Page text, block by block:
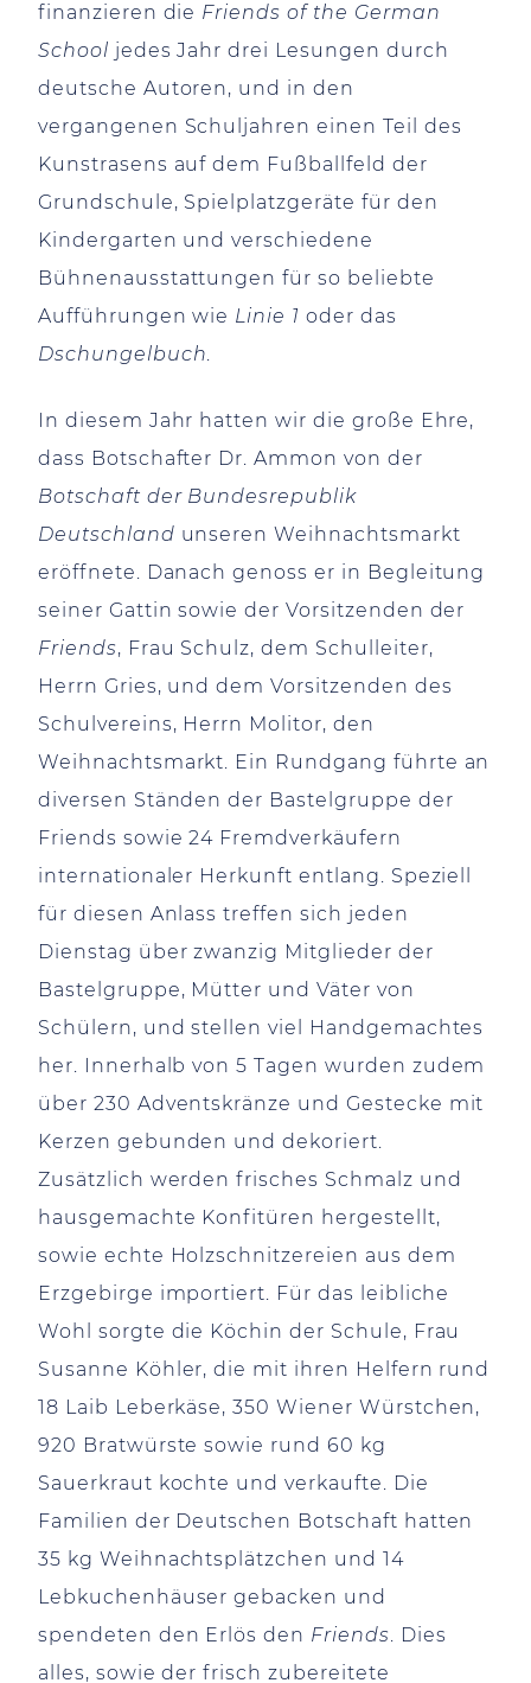
finanzieren die Friends of the German
School jedes Jahr drei Lesungen durch
deutsche Autoren, und in den
vergangenen Schuljahren einen Teil des
Kunstrasens auf dem Fußballfeld der
Grundschule, Spielplatzgeräte für den
Kindergarten und verschiedene
Bühnenausstattungen für so beliebte
Aufführungen wie Linie 1 oder das
Dschungelbuch.
In diesem Jahr hatten wir die große Ehre,
dass Botschafter Dr. Ammon von der
Botschaft der Bundesrepublik
Deutschland unseren Weihnachtsmarkt
eröffnete. Danach genoss er in Begleitung
seiner Gattin sowie der Vorsitzenden der
Friends, Frau Schulz, dem Schulleiter,
Herrn Gries, und dem Vorsitzenden des
Schulvereins, Herrn Molitor, den
Weihnachtsmarkt. Ein Rundgang führte an
diversen Ständen der Bastelgruppe der
Friends sowie 24 Fremdverkäufern
internationaler Herkunft entlang. Speziell
für diesen Anlass treffen sich jeden
Dienstag über zwanzig Mitglieder der
Bastelgruppe, Mütter und Väter von
Schülern, und stellen viel Handgemachtes
her. Innerhalb von 5 Tagen wurden zudem
über 230 Adventskränze und Gestecke mit
Kerzen gebunden und dekoriert.
Zusätzlich werden frisches Schmalz und
hausgemachte Konfitüren hergestellt,
sowie echte Holzschnitzereien aus dem
Erzgebirge importiert. Für das leibliche
Wohl sorgte die Köchin der Schule, Frau
Susanne Köhler, die mit ihren Helfern rund
18 Laib Leberkäse, 350 Wiener Würstchen,
920 Bratwürste sowie rund 60 kg
Sauerkraut kochte und verkaufte. Die
Familien der Deutschen Botschaft hatten
35 kg Weihnachtsplätzchen und 14
Lebkuchenhäuser gebacken und
spendeten den Erlös den Friends. Dies
alles, sowie der frisch zubereitete